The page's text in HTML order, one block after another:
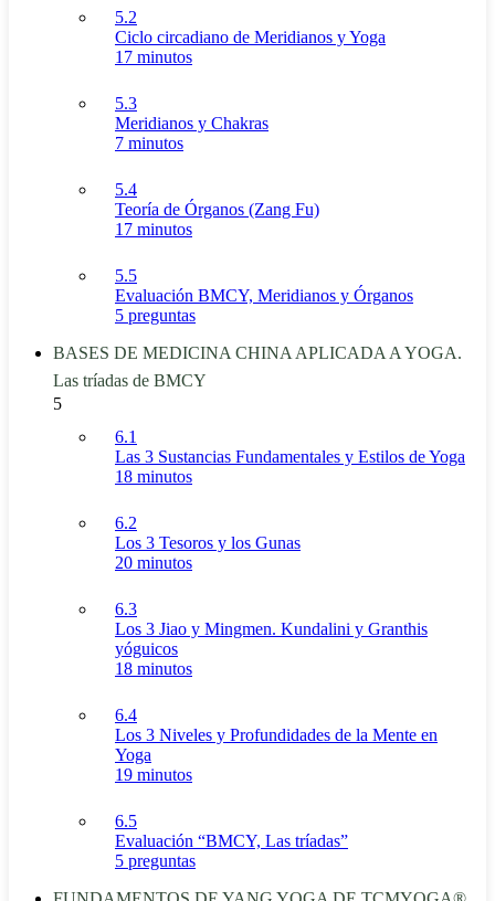
5.2
Ciclo circadiano de Meridianos y Yoga
17 minutos
5.3
Meridianos y Chakras
7 minutos
5.4
Teoría de Órganos (Zang Fu)
17 minutos
5.5
Evaluación BMCY, Meridianos y Órganos
5 preguntas
BASES DE MEDICINA CHINA APLICADA A YOGA.
Las tríadas de BMCY
5
6.1
Las 3 Sustancias Fundamentales y Estilos de Yoga
18 minutos
6.2
Los 3 Tesoros y los Gunas
20 minutos
6.3
Los 3 Jiao y Mingmen. Kundalini y Granthis
yóguicos
18 minutos
6.4
Los 3 Niveles y Profundidades de la Mente en
Yoga
19 minutos
6.5
Evaluación “BMCY, Las tríadas”
5 preguntas